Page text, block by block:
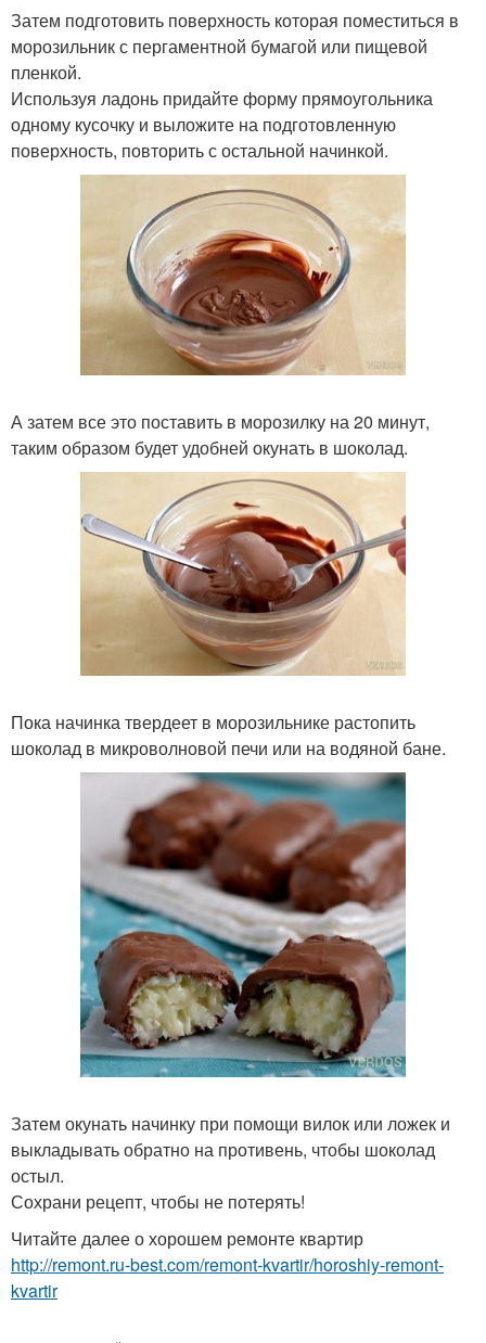
Затем подготовить поверхность которая поместиться в
морозильник с пергаментной бумагой или пищевой
пленкой.
Используя ладонь придайте форму прямоугольника
одному кусочку и выложите на подготовленную
поверхность, повторить с остальной начинкой.
А затем все это поставить в морозилку на 20 минут,
таким образом будет удобней окунать в шоколад.
Пока начинка твердеет в морозильнике растопить
шоколад в микроволновой печи или на водяной бане.
Затем окунать начинку при помощи вилок или ложек и
выкладывать обратно на противень, чтобы шоколад
остыл.
Сохрани рецепт, чтобы не потерять!
Читайте далее о хорошем ремонте квартир
http://remont.ru-best.com/remont-kvartir/horoshiy-remont-
kvartir